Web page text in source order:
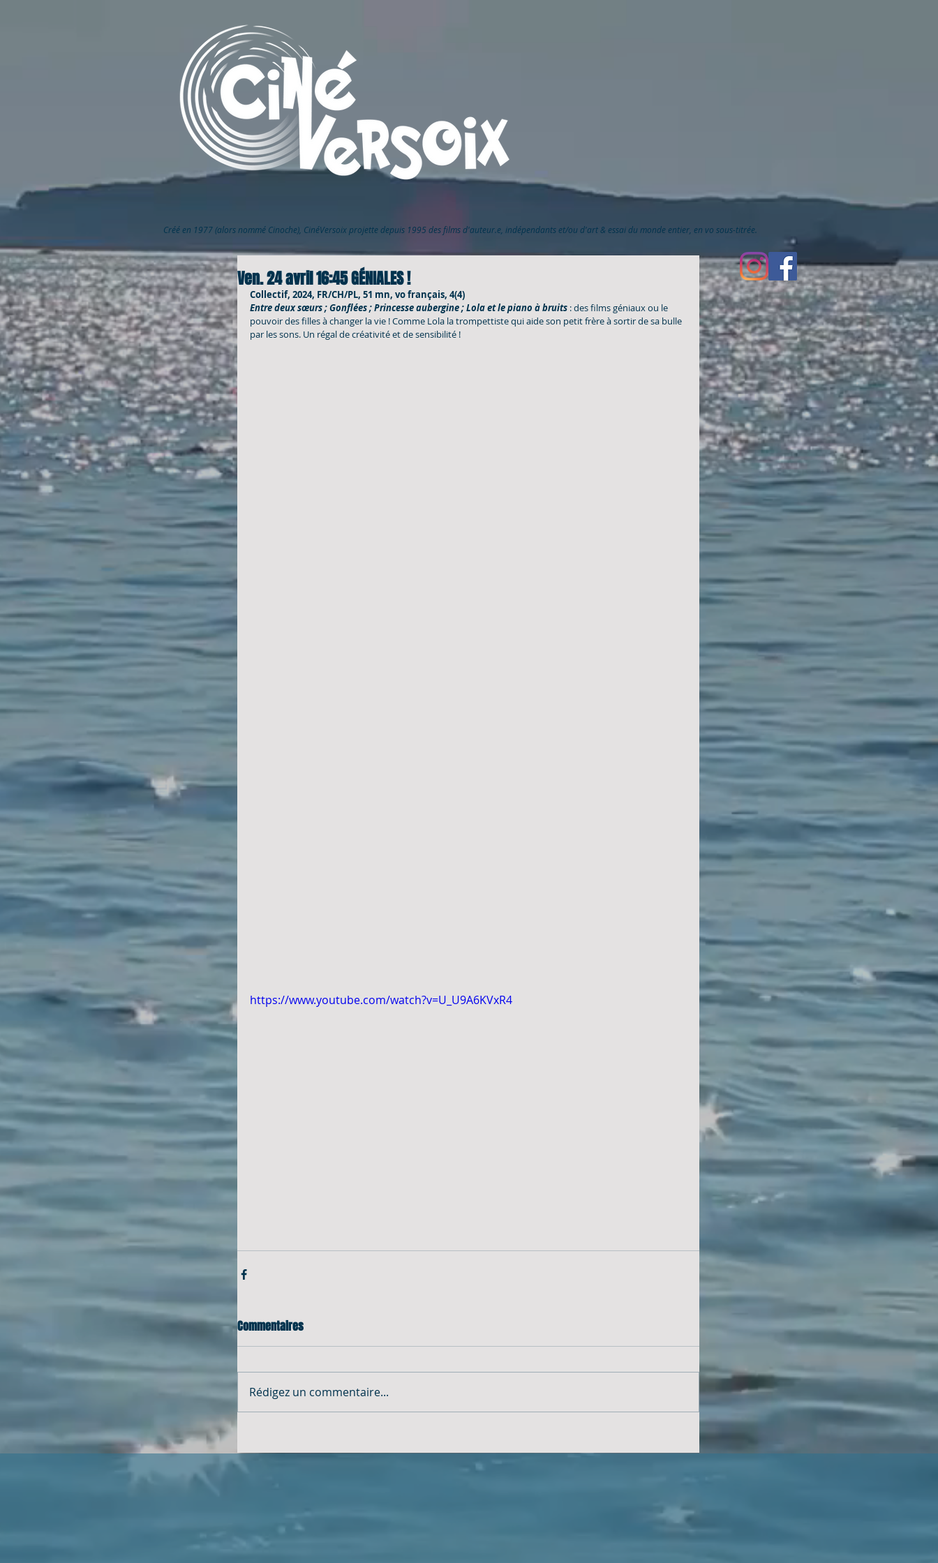
Ven. 24 avril 16:45 GÉNIALES !
Collectif, 2024, FR/CH/PL, 51 mn, vo français, 4(4)
Entre deux sœurs ; Gonflées ; Princesse aubergine ; Lola et le piano à bruits : des films géniaux ou le
pouvoir des filles à changer la vie ! Comme Lola la trompettiste qui aide son petit frère à sortir de sa bulle
par les sons. Un régal de créativité et de sensibilité !
https://www.youtube.com/watch?v=U_U9A6KVxR4
Commentaires
Rédigez un commentaire...
Créé en 1977 (alors nommé Cinoche), CinéVersoix projette depuis 1995 des films d'auteur.e, indépendants et/ou d'art & essai du monde entier, en vo sous-titrée.